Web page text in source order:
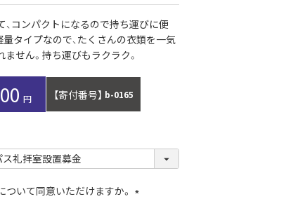
コンパクトになるので持ち運びに便
タイプなので、たくさんの衣類を一気
せん。持ち運びもラクラク。
【寄付番号】 b-0165
ついて同意いただけますか。